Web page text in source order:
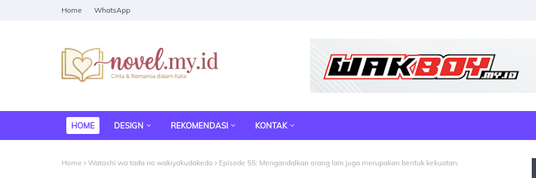
Home WhatsApp
HOME DESIGN REKOMENDASI KONTAK
Home Watashi wa tada no wakiyakudakedo Episode 55: Mengandalkan orang lain juga merupakan bentuk kekuatan.